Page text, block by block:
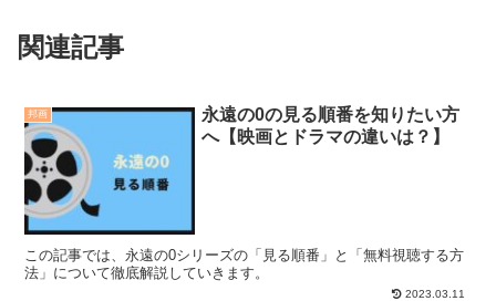
関連記事
邦画
永遠の0の見る順番を知りたい方
へ【映画とドラマの違いは？】
この記事では、永遠の0シリーズの「見る順番」と「無料視聴する方
法」について徹底解説していきます。
2023.03.11